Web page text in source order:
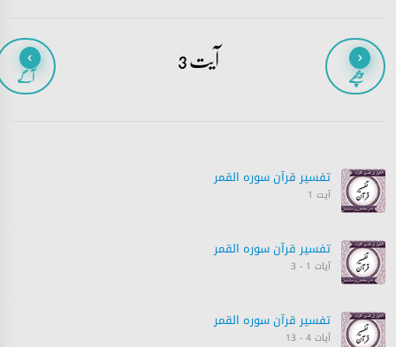
پیچھے آیت 3 آگے
تفسیر قرآن سورہ ‎القمر
آیت 1
تفسیر قرآن سورہ ‎القمر
آیات 1 - 3
تفسیر قرآن سورہ ‎القمر
آیات 4 - 13